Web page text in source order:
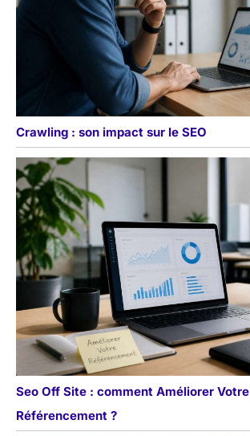
Crawling : son impact sur le SEO
Seo Off Site : comment Améliorer Votre
Référencement ?